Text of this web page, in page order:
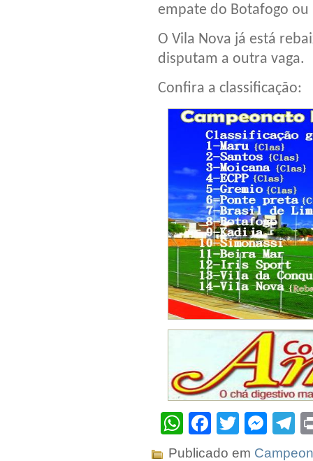
empate do Botafogo ou
O Vila Nova já está
disputam a outra vaga.
Confira a classificação:
WhatsApp
Facebook
Twitter
Publicado em